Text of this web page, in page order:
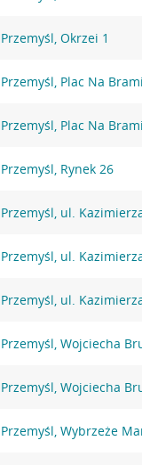
Przemyśl, Okrzei 1
Przemyśl, Plac Na
Przemyśl, Plac Na
Przemyśl, Rynek 26
Przemyśl, ul.
Przemyśl, ul.
Przemyśl, ul.
Przemyśl, Wojciecha
Przemyśl, Wojciecha
Przemyśl, Wybrzeże